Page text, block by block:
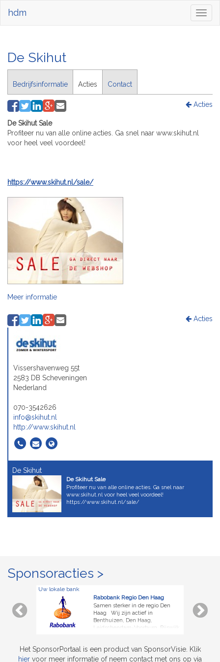
hdm
De Skihut
Bedrijfsinformatie Acties Contact
Acties
De Skihut Sale
Profiteer nu van alle online acties. Ga snel naar www.skihut.nl
voor heel veel voordeel!
https://www.skihut.nl/sale/
Meer informatie
Acties
Vissershavenweg 55t
2583 DB Scheveningen
Nederland
070-3542626
info@skihut.nl
http://www.skihut.nl
De Skihut
De Skihut Sale
Profiteer nu van alle online acties. Ga snel naar
www.skihut.nl voor heel veel voordeel!
https://www.skihut.nl/sale/
Sponsoracties >
Uw lokale bank
Rabobank Regio Den Haag
Samen sterker in de regio Den
Haag Wij zijn actief in
Benthuizen, Den Haag,
Leidschendam-Voorburg, Rijswijk,
regio met circa 650.000 inwoners.
Het SponsorPortaal is een product van SponsorVisie. Klik
hier voor meer informatie of neem contact met ons op via